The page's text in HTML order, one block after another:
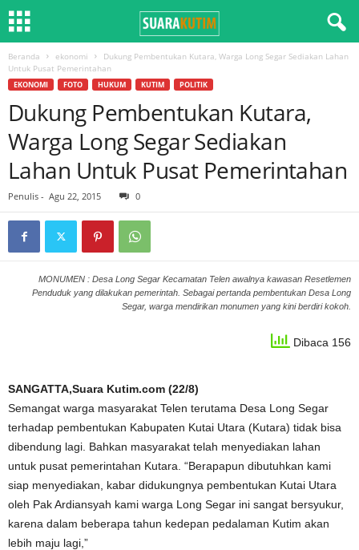
Beranda ekonomi
Dukung Pembentukan Kutara, Warga Long Segar Sediakan Lahan
Untuk Pusat Pemerintahan
EKONOMI FOTO HUKUM KUTIM POLITIK
Dukung Pembentukan Kutara,
Warga Long Segar Sediakan
Lahan Untuk Pusat Pemerintahan
Penulis - Agu 22, 2015 0
MONUMEN : Desa Long Segar Kecamatan Telen awalnya kawasan Resetlemen
Penduduk yang dilakukan pemerintah. Sebagai pertanda pembentukan Desa Long
Segar, warga mendirikan monumen yang kini berdiri kokoh.
Dibaca 156
SANGATTA,Suara Kutim.com (22/8)
Semangat warga masyarakat Telen terutama Desa Long Segar
terhadap pembentukan Kabupaten Kutai Utara (Kutara) tidak bisa
dibendung lagi. Bahkan masyarakat telah menyediakan lahan
untuk pusat pemerintahan Kutara. “Berapapun dibutuhkan kami
siap menyediakan, kabar didukungnya pembentukan Kutai Utara
oleh Pak Ardiansyah kami warga Long Segar ini sangat bersyukur,
karena dalam beberapa tahun kedepan pedalaman Kutim akan
lebih maju lagi,”